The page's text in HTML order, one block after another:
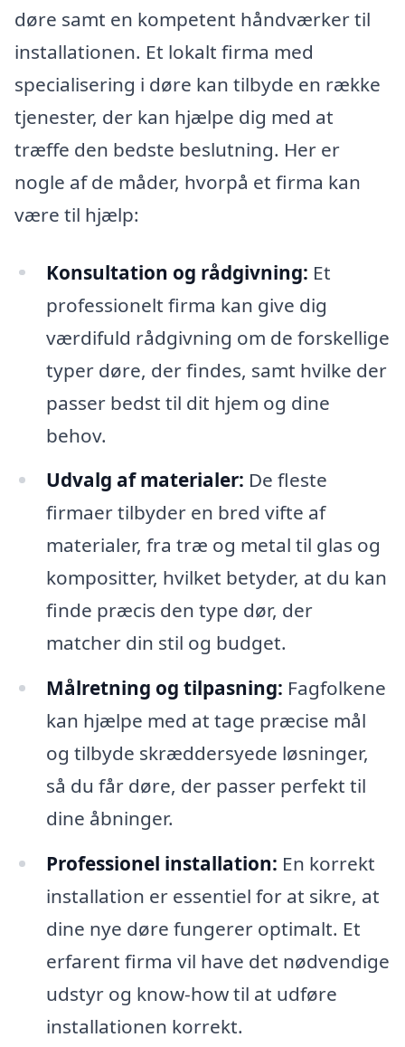
døre samt en kompetent håndværker til
installationen. Et lokalt firma med
specialisering i døre kan tilbyde en række
tjenester, der kan hjælpe dig med at
træffe den bedste beslutning. Her er
nogle af de måder, hvorpå et firma kan
være til hjælp:
Konsultation og rådgivning: Et
professionelt firma kan give dig
værdifuld rådgivning om de forskellige
typer døre, der findes, samt hvilke der
passer bedst til dit hjem og dine
behov.
Udvalg af materialer: De fleste
firmaer tilbyder en bred vifte af
materialer, fra træ og metal til glas og
kompositter, hvilket betyder, at du kan
finde præcis den type dør, der
matcher din stil og budget.
Målretning og tilpasning: Fagfolkene
kan hjælpe med at tage præcise mål
og tilbyde skræddersyede løsninger,
så du får døre, der passer perfekt til
dine åbninger.
Professionel installation: En korrekt
installation er essentiel for at sikre, at
dine nye døre fungerer optimalt. Et
erfarent firma vil have det nødvendige
udstyr og know-how til at udføre
installationen korrekt.